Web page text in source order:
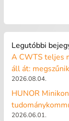
Legutóbbi
A CWTS teljes
áll át:
2026.08.04.
HUNOR
2026.06.01.